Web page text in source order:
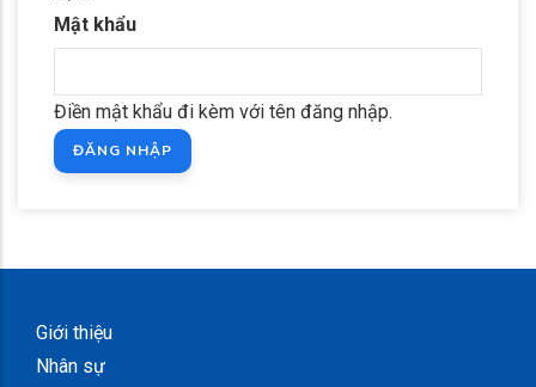
Mật khẩu
Điền mật khẩu đi kèm với tên đăng nhập.
Giới thiệu
Nhân sự